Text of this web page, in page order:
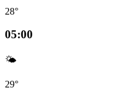
28°
05:00
🌤️
29°